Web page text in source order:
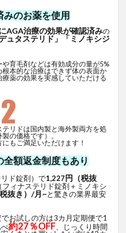
みのお薬を使用
AGA治療の効果が確認済みの
ュタステリド」「ミノキシジ
育毛剤などは有効成分の量が5%
本的な治療はできず体の表面か
薬の効果を実感していただける
リドは国内製と海外製両方を処
の価格です）。
もご満足いただけます！
額返金制度もあり
ド錠剤）で1,227円（税抜
フィナステリド錠剤＋ミノキシ
抜き）/月~と驚きの業界最安
お試しの方は3カ月定期便で1
約27％OFF 、じっくり時間